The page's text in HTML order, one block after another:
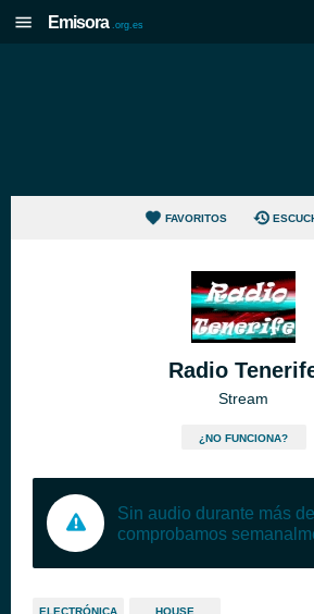
Emisora .org.es
FAVORITOS
Radio
Stream
¿NO FUNCIONA?
Sin audio durante más
comprobamos
ELECTRÓNICA HOUSE